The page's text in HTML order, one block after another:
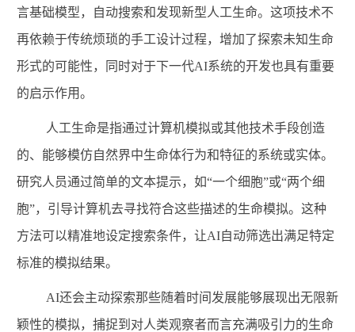
言基础模型，自动搜索和发现新型人工生命。这项技术不
再依赖于传统烦琐的手工设计过程，增加了探索未知生命
形式的可能性，同时对于下一代AI系统的开发也具有重要
的启示作用。
人工生命是指通过计算机模拟或其他技术手段创造
的、能够模仿自然界中生命体行为和特征的系统或实体。
研究人员通过简单的文本提示，如“一个细胞”或“两个细
胞”，引导计算机去寻找符合这些描述的生命模拟。这种
方法可以精准地设定搜索条件，让AI自动筛选出满足特定
标准的模拟结果。
AI还会主动探索那些随着时间发展能够展现出无限新
颖性的模拟，捕捉到对人类观察者而言充满吸引力的生命